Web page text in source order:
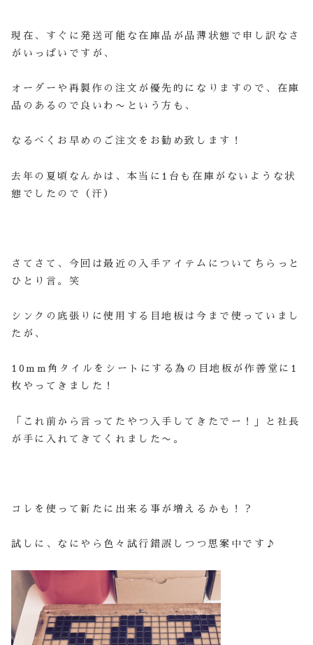
現在、すぐに発送可能な在庫品が品薄状態で申し訳なさ
がいっぱいですが、
オーダーや再製作の注文が優先的になりますので、在庫
品のあるので良いわ〜という方も、
なるべくお早めのご注文をお勧め致します！
去年の夏頃なんかは、本当に1台も在庫がないような状
態でしたので（汗）
さてさて、今回は最近の入手アイテムについてちらっと
ひとり言。笑
シンクの底張りに使用する目地板は今まで使っていまし
たが、
10mm角タイルをシートにする為の目地板が作善堂に1
枚やってきました！
「これ前から言ってたやつ入手してきたでー！」と社長
が手に入れてきてくれました〜。
コレを使って新たに出来る事が増えるかも！？
試しに、なにやら色々試行錯誤しつつ思案中です♪